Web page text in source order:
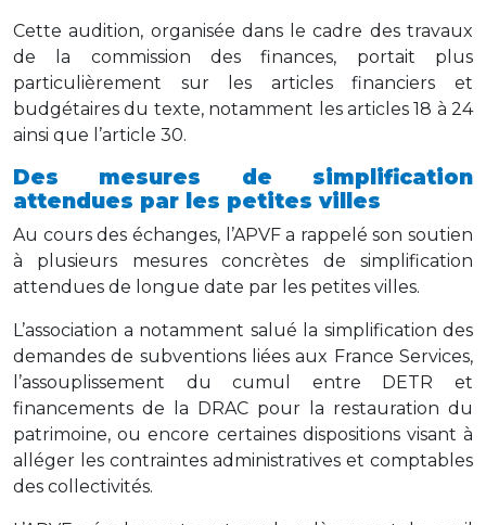
Cette audition, organisée dans le cadre des travaux
de la commission des finances, portait plus
particulièrement sur les articles financiers et
budgétaires du texte, notamment les articles 18 à 24
ainsi que l’article 30.
Des mesures de simplification
attendues par les petites villes
Au cours des échanges, l’APVF a rappelé son soutien
à plusieurs mesures concrètes de simplification
attendues de longue date par les petites villes.
L’association a notamment salué la simplification des
demandes de subventions liées aux France Services,
l’assouplissement du cumul entre DETR et
financements de la DRAC pour la restauration du
patrimoine, ou encore certaines dispositions visant à
alléger les contraintes administratives et comptables
des collectivités.